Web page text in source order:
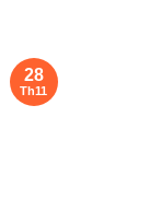
28
Th11